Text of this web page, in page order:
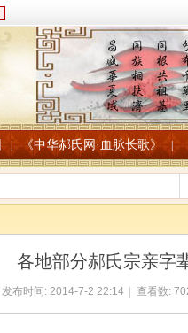
《中华郝氏网·血脉长歌》
各地部分郝氏宗亲字
发布时间: 2014-7-2 22:14 查看数: